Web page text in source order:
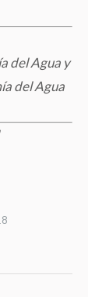
del Agua y
del Agua